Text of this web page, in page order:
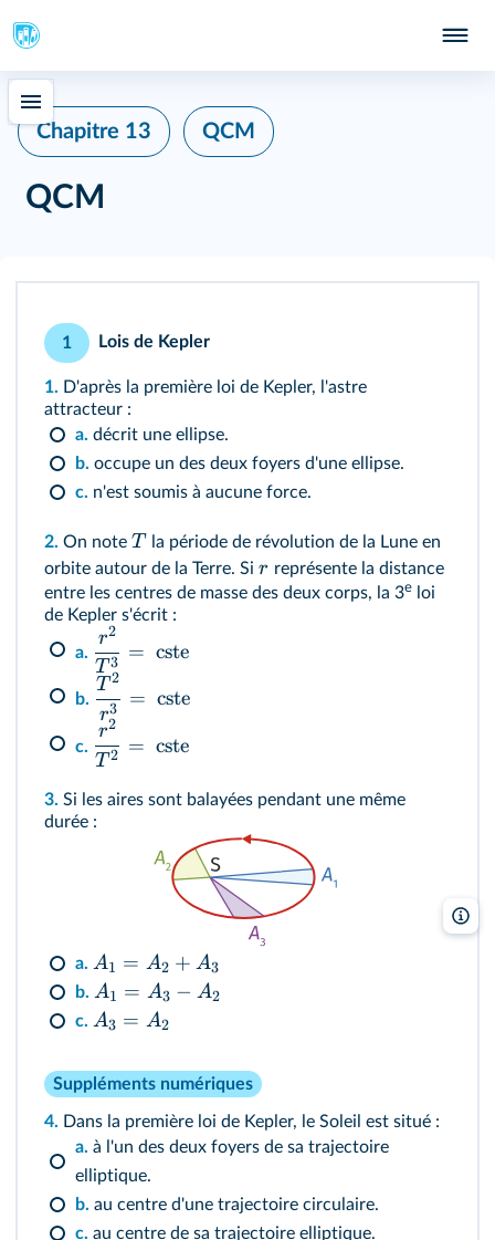
Chapitre 13 QCM
QCM
1 Lois de Kepler
1. D'après la première loi de Kepler, l'astre
attracteur :
a. décrit une ellipse.
b. occupe un des deux foyers d'une ellipse.
c. n'est soumis à aucune force.
2. On note T
la période de révolution de la Lune en
orbite autour de la Terre. Si r représente la distance
entre les centres de masse des deux corps, la 3e loi
de Kepler s'écrit :
a.
T3
r2
= cste
b.
r3
T2
= cste
c.
T2
r2
= cste
3. Si les aires sont balayées pendant une même
durée :
a. A1 = A2 + A3
b. A1 = A3 − A2
c. A3 = A2
Suppléments numériques
4. Dans la première loi de Kepler, le Soleil est situé :
a. à l'un des deux foyers de sa trajectoire
elliptique.
b. au centre d'une trajectoire circulaire.
c. au centre de sa trajectoire elliptique.